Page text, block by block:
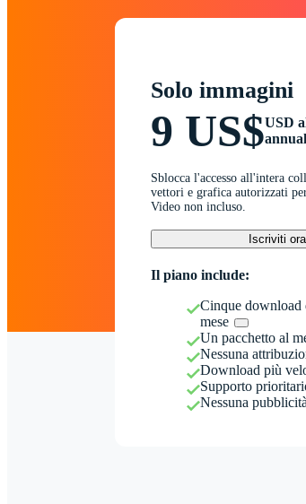
Solo immagini
9 US$USD
Sblocca l'accesso all'intera
vettori e grafica autorizzati
Video non incluso.
Iscriviti ora
Il piano include:
Cinque download
mese
Un pacchetto al
Nessuna
Download più
Supporto
Nessuna pubblicità